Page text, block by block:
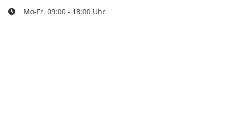
Mo-Fr. 09:00 - 18:00 Uhr